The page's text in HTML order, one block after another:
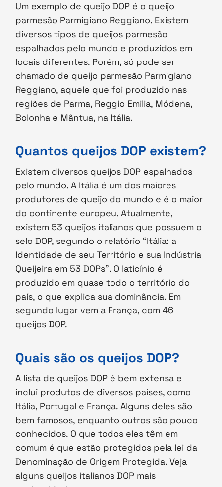
Um exemplo de queijo DOP é o queijo
parmesão Parmigiano Reggiano. Existem
diversos tipos de queijos parmesão
espalhados pelo mundo e produzidos em
locais diferentes. Porém, só pode ser
chamado de queijo parmesão Parmigiano
Reggiano, aquele que foi produzido nas
regiões de Parma, Reggio Emilia, Módena,
Bolonha e Mântua, na Itália.
Quantos queijos DOP existem?
Existem diversos queijos DOP espalhados
pelo mundo. A Itália é um dos maiores
produtores de queijo do mundo e é o maior
do continente europeu. Atualmente,
existem 53 queijos italianos que possuem o
selo DOP, segundo o relatório “Itália: a
Identidade de seu Território e sua Indústria
Queijeira em 53 DOPs”. O laticínio é
produzido em quase todo o território do
país, o que explica sua dominância. Em
segundo lugar vem a França, com 46
queijos DOP.
Quais são os queijos DOP?
A lista de queijos DOP é bem extensa e
inclui produtos de diversos países, como
Itália, Portugal e França. Alguns deles são
bem famosos, enquanto outros são pouco
conhecidos. O que todos eles têm em
comum é que estão protegidos pela lei da
Denominação de Origem Protegida. Veja
alguns queijos italianos DOP mais